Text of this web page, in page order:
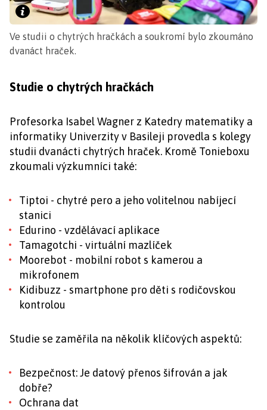
Ve studii o chytrých hračkách a soukromí bylo zkoumáno
dvanáct hraček.
Studie o chytrých hračkách
Profesorka Isabel Wagner z Katedry matematiky a
informatiky Univerzity v Basileji provedla s kolegy
studii dvanácti chytrých hraček. Kromě Tonieboxu
zkoumali výzkumníci také:
Tiptoi - chytré pero a jeho volitelnou nabíjecí
stanici
Edurino - vzdělávací aplikace
Tamagotchi - virtuální mazlíček
Moorebot - mobilní robot s kamerou a
mikrofonem
Kidibuzz - smartphone pro děti s rodičovskou
kontrolou
Studie se zaměřila na několik klíčových aspektů:
Bezpečnost: Je datový přenos šifrován a jak
dobře?
Ochrana dat